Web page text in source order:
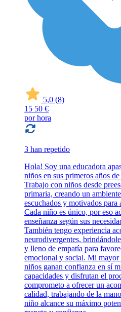
5,0 (8)
15 50 €
por hora
3 han repetido
Hola! Soy una educadora
niños en sus primeros años
Trabajo con niños desde
primaria, creando un
escuchados y motivados
Cada niño es único, por eso
enseñanza según sus
También tengo experiencia
neurodivergentes,
y lleno de empatía para
emocional y social. Mi mayor
niños ganan confianza en sí
capacidades y disfrutan el
comprometo a ofrecer un
calidad, trabajando de la
niño alcance su máximo